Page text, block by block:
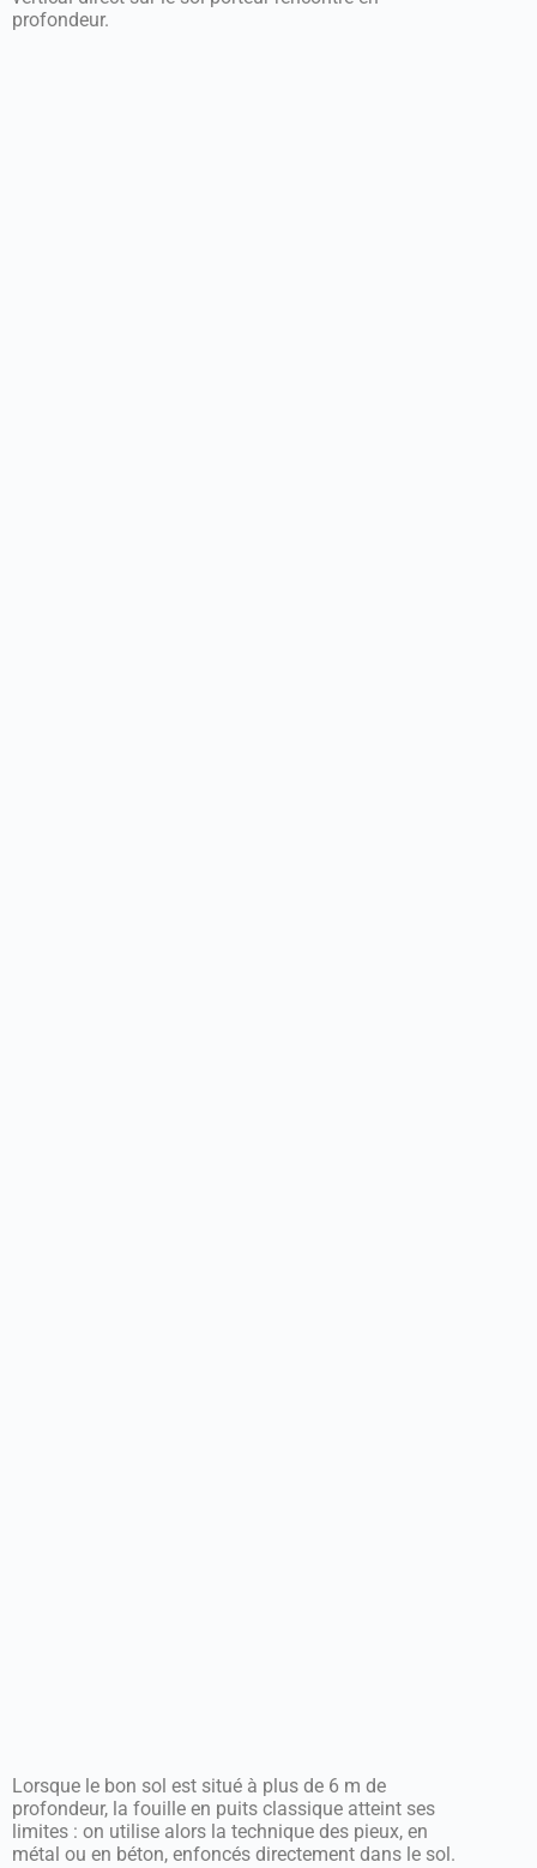
profondeur.
Lorsque le bon sol est situé à plus de 6 m de
profondeur, la fouille en puits classique atteint ses
limites : on utilise alors la technique des pieux, en
métal ou en béton, enfoncés directement dans le sol.